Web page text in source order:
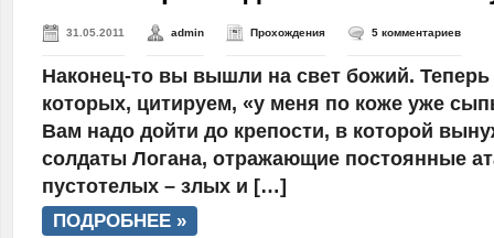
31.05.2011 admin Прохождения 5 комментариев
Наконец-то вы вышли на свет божий.
которых, цитируем, «у меня по коже уже
Вам надо дойти до крепости, в которой
солдаты Логана, отражающие постоянные
пустотелых – злых и […]
ПОДРОБНЕЕ »